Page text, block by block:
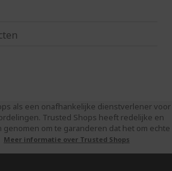
als een onafhankelijke dienstverlener voor
Trusted Shops heeft redelijke en
om te garanderen dat het om echte
Meer informatie over Trusted Shops